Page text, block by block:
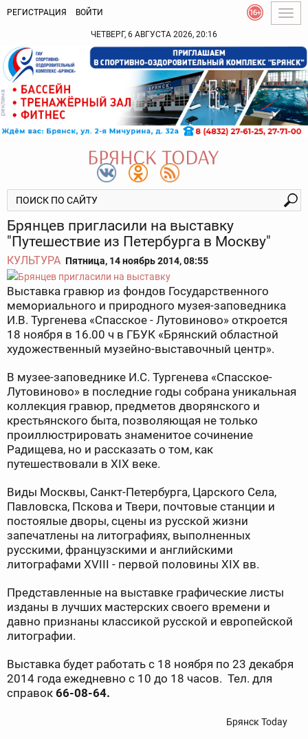
РЕГИСТРАЦИЯ ВОЙТИ
ЧЕТВЕРГ, 6 АВГУСТА 2026, 20:16
Брянцев пригласили на выставку
"Путешествие из Петербурга в Москву"
КУЛЬТУРА Пятница, 14 ноябрь 2014, 08:55
Выставка гравюр из фондов Государственного
мемориального и природного музея-заповедника
И.В. Тургенева «Спасское - Лутовиново» откроется
18 ноября в 16.00 ч в ГБУК «Брянский областной
художественный музейно-выставочный центр».
В музее-заповеднике И.С. Тургенева «Спасское-
Лутовиново» в последние годы собрана уникальная
коллекция гравюр, предметов дворянского и
крестьянского быта, позволяющая не только
проиллюстрировать знаменитое сочинение
Радищева, но и рассказать о том, как
путешествовали в XIX веке.
Виды Москвы, Санкт-Петербурга, Царского Села,
Павловска, Пскова и Твери, почтовые станции и
постоялые дворы, сцены из русской жизни
запечатлены на литографиях, выполненных
русскими, французскими и английскими
литографами XVIII - первой половины XIX вв.
Представленные на выставке графические листы
изданы в лучших мастерских своего времени и
давно признаны классикой русской и европейской
литографии.
Выставка будет работать с 18 ноября по 23 декабря
2014 года ежедневно с 10 до 18 часов. Тел. для
справок 66-08-64.
Брянск Today